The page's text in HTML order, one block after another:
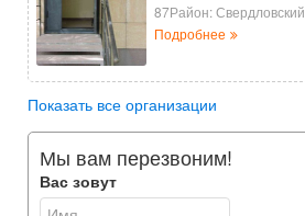
87Район: Свердловский
Подробнее
Показать все организации
Мы вам перезвоним!
Вас зовут